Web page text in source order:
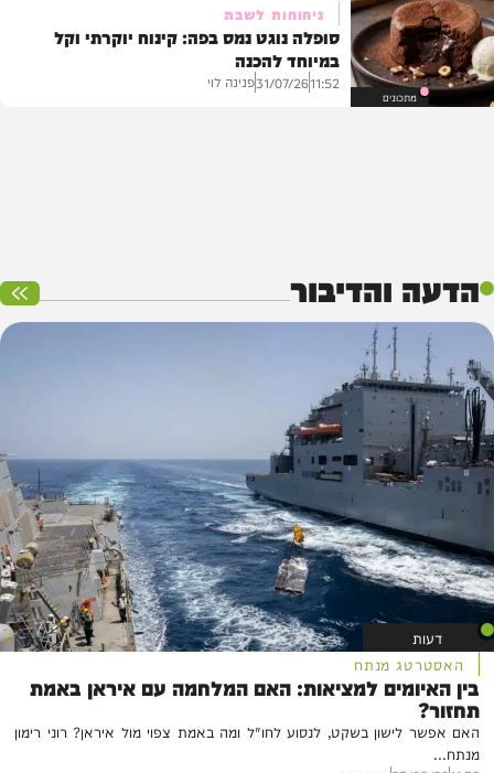
מתכונים
ניחוחות לשבת
סופלה נוגט נמס בפה: קינוח יוקרתי וקל
במיוחד להכנה
11:52
31/07/26פנינה לוי
הדעה והדיבור
דעות
האסטרטג מנתח
בין האיומים למציאות: האם המלחמה עם איראן באמת
תחזור?
האם אפשר לישון בשקט, לנסוע לחו"ל ומה באמת צפוי מול איראן? רוני רימון
מנתח...